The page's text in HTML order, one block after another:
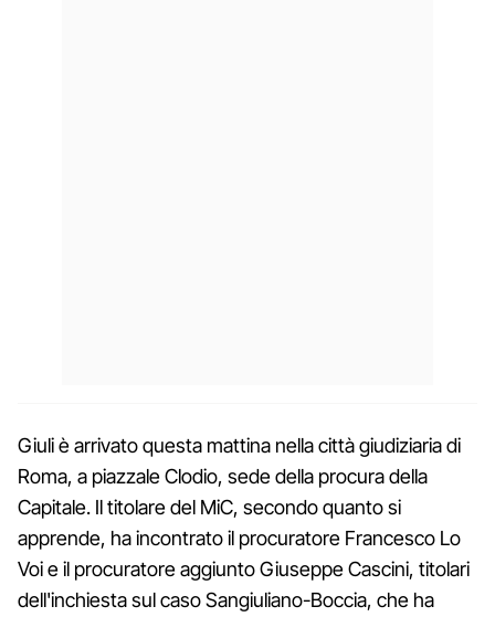
Giuli è arrivato questa mattina nella città giudiziaria di
Roma, a piazzale Clodio, sede della procura della
Capitale. Il titolare del MiC, secondo quanto si
apprende, ha incontrato il procuratore Francesco Lo
Voi e il procuratore aggiunto Giuseppe Cascini, titolari
dell'inchiesta sul caso Sangiuliano-Boccia, che ha